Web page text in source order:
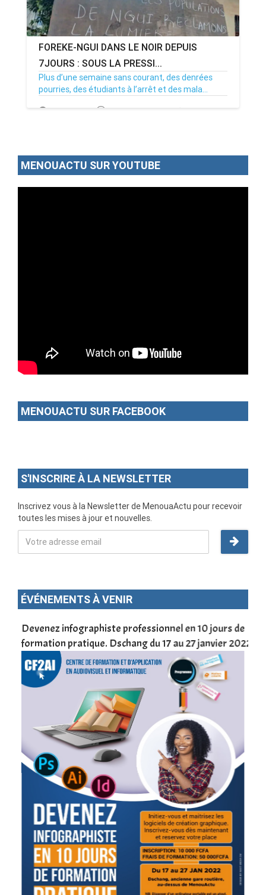
FOREKE-NGUI DANS LE NOIR DEPUIS
7JOURS : SOUS LA PRESSI...
Plus d’une semaine sans courant, des denrées
pourries, des étudiants à l’arrêt et des mala...
02/07/26 Par MenouActu 0
MENOUACTU SUR YOUTUBE
MENOUACTU SUR FACEBOOK
S'INSCRIRE À LA NEWSLETTER
Inscrivez vous à la Newsletter de MenouaActu pour recevoir
toutes les mises à jour et nouvelles.
ÉVÉNEMENTS À VENIR
Devenez infographiste professionnel en 10 jours de
formation pratique. Dschang du 17 au 27 janvier 2022